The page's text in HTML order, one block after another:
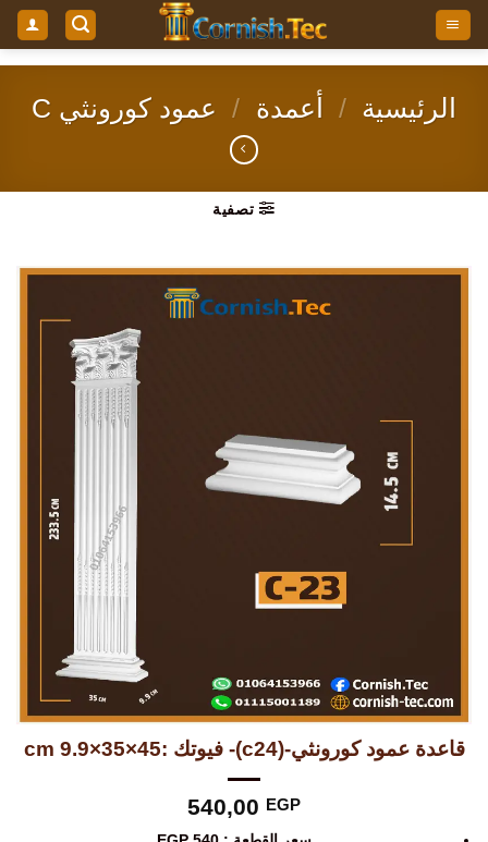
تخطي
للمحتوى
الرئيسية / أعمدة / عمود كورونثي C
تصفية
قاعدة عمود كورونثي-(c24)- فيوتك :45×35×9.9 cm
540,00 EGP